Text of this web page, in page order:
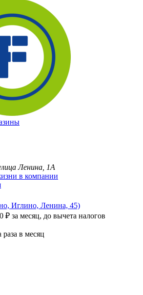
Ленина, 1А
в компании
Иглино, Ленина, 45)
₽ за месяц, до вычета налогов
в месяц